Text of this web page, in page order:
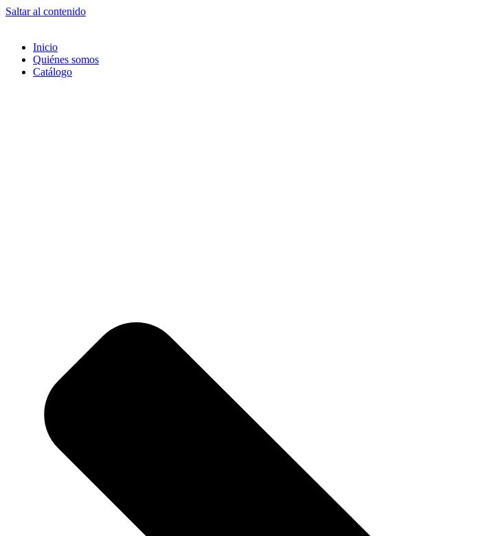
Saltar al contenido
Inicio
Quiénes somos
Catálogo